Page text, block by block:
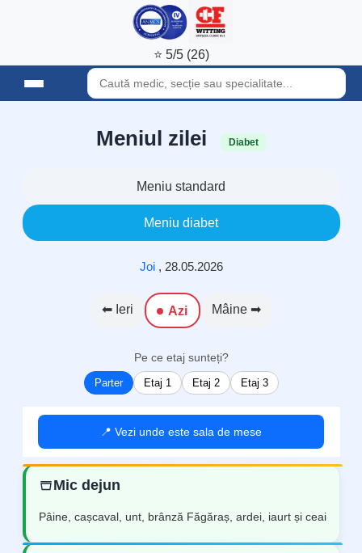
⭐ 5/5 (26)
Meniul zilei Diabet
Meniu standard
Meniu diabet
Joi , 28.05.2026
⬅ Ieri Azi Mâine ➡
Pe ce etaj sunteți?
Parter Etaj 1 Etaj 2 Etaj 3
📍 Vezi unde este sala de mese
Mic dejun
Pâine, cașcaval, unt, brânză Făgăraș, ardei, iaurt și ceai